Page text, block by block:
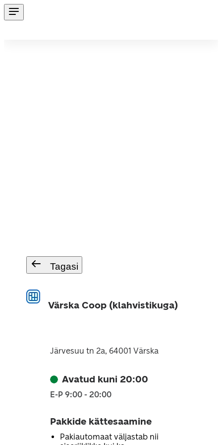
Tagasi
Värska Coop (klahvistikuga)
Järvesuu tn 2a, 64001 Värska
Avatud kuni 20:00
E-P 9:00 - 20:00
Pakkide kättesaamine
Pakiautomaat väljastab nii